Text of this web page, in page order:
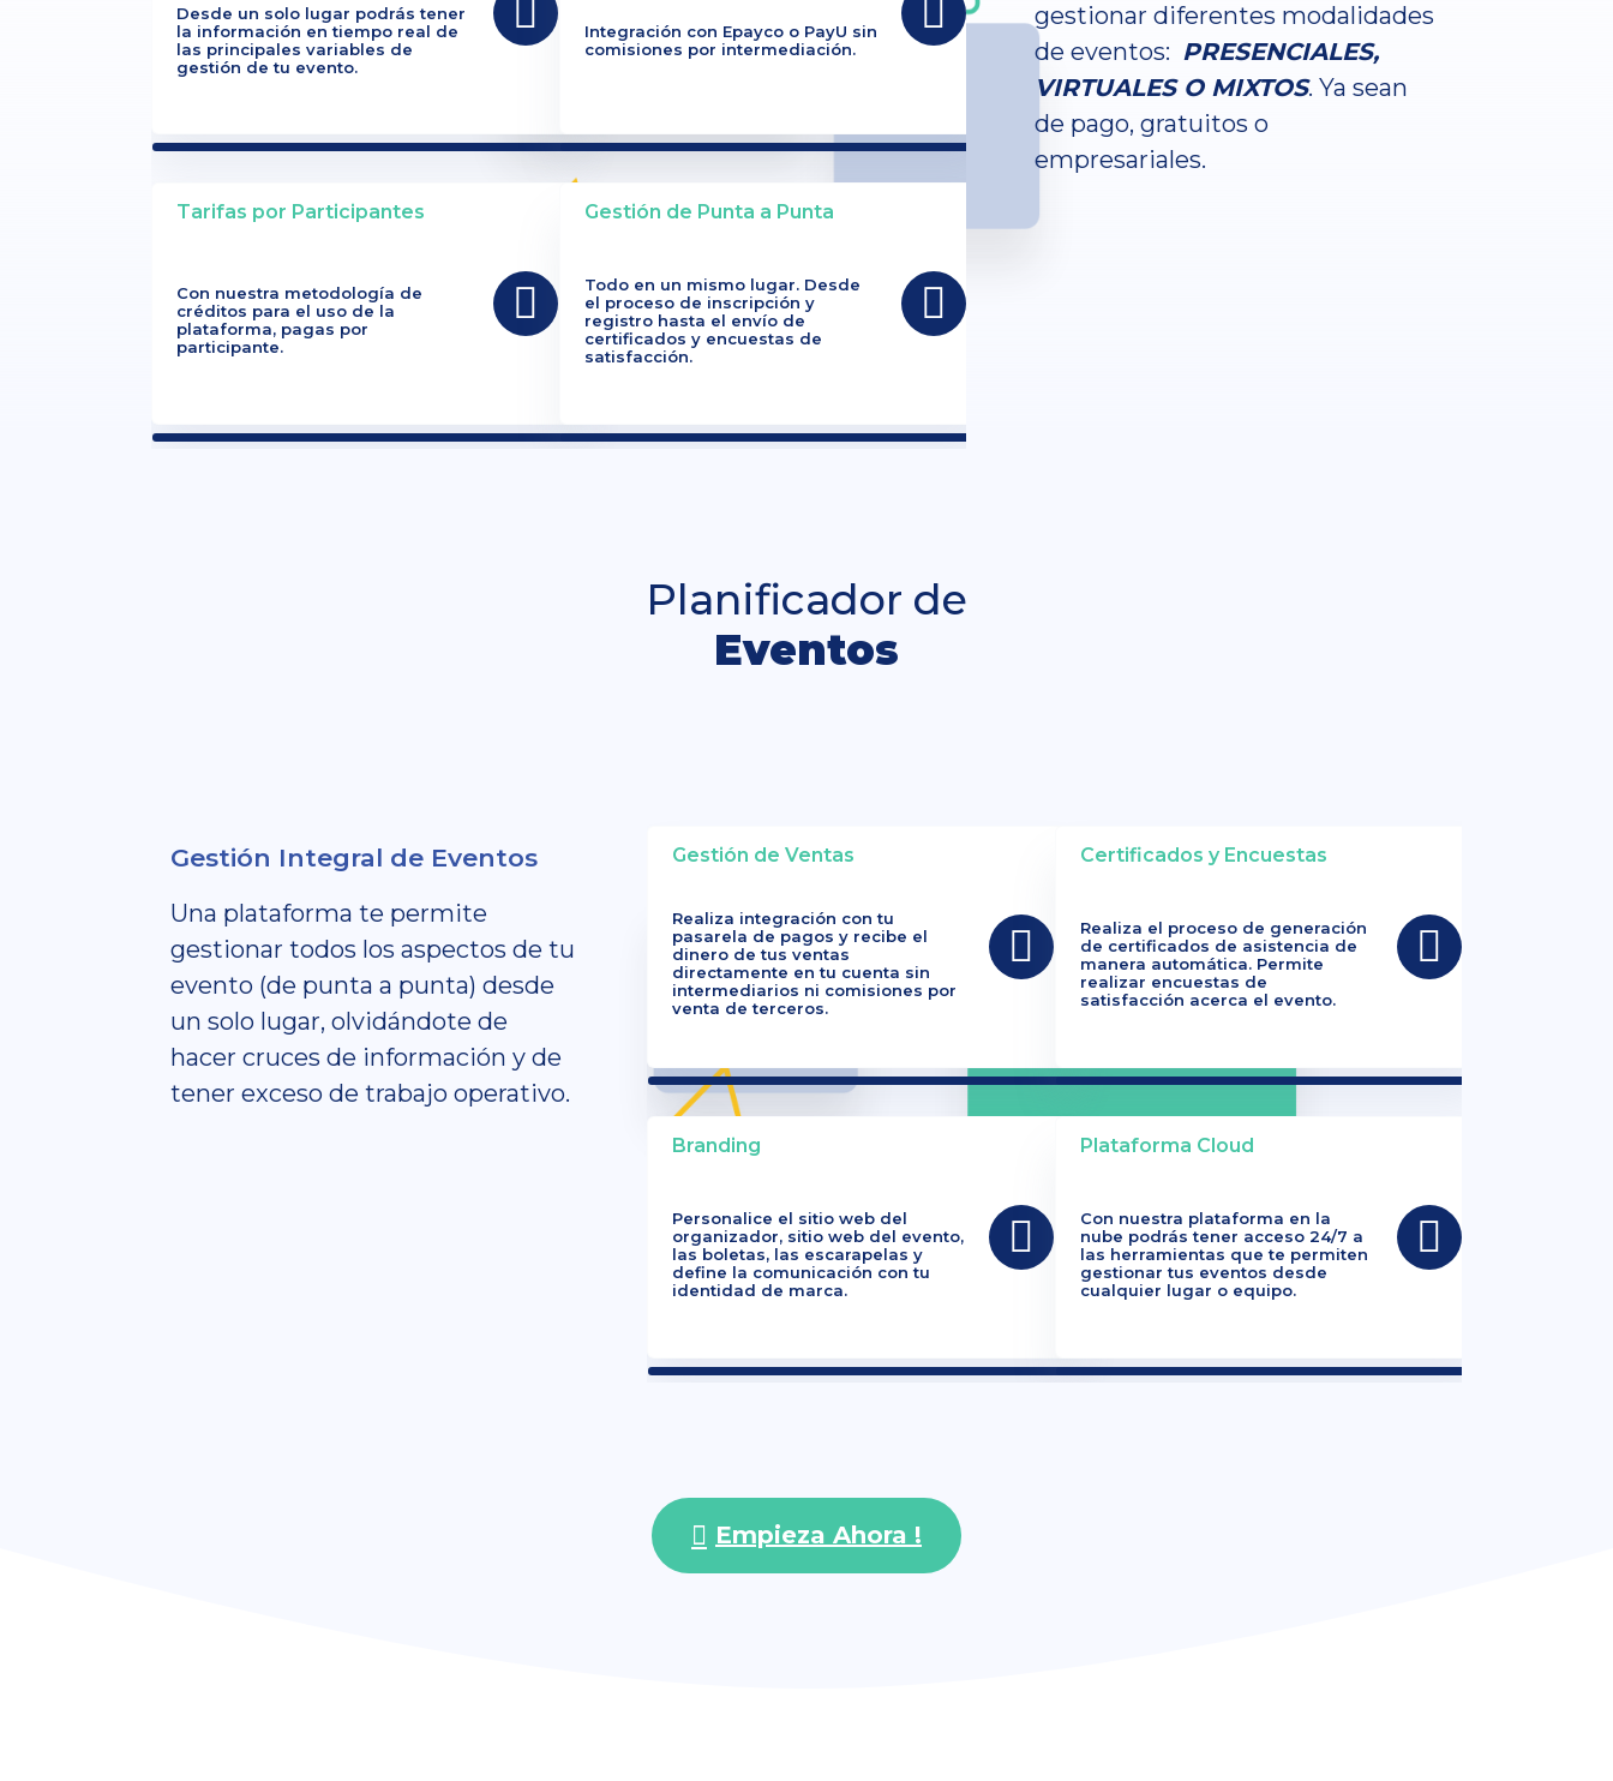
Desde un solo lugar podrás tener
la información en tiempo real de
las principales variables de
gestión de tu evento.
Integración con Epayco o PayU sin
comisiones por intermediación.
Tarifas por Participantes
Con nuestra metodología de
créditos para el uso de la
plataforma, pagas por
participante.
Gestión de Punta a Punta
Todo en un mismo lugar. Desde
el proceso de inscripción y
registro hasta el envío de
certificados y encuestas de
satisfacción.
gestionar diferentes modalidades
de eventos: PRESENCIALES,
VIRTUALES O MIXTOS. Ya sean
de pago, gratuitos o
empresariales.
Planificador de
Eventos
Gestión de Ventas
Realiza integración con tu
pasarela de pagos y recibe el
dinero de tus ventas
directamente en tu cuenta sin
intermediarios ni comisiones por
venta de terceros.
Certificados y Encuestas
Realiza el proceso de generación
de certificados de asistencia de
manera automática. Permite
realizar encuestas de
satisfacción acerca el evento.
Branding
Personalice el sitio web del
organizador, sitio web del evento,
las boletas, las escarapelas y
define la comunicación con tu
identidad de marca.
Plataforma Cloud
Con nuestra plataforma en la
nube podrás tener acceso 24/7 a
las herramientas que te permiten
gestionar tus eventos desde
cualquier lugar o equipo.
Gestión Integral de Eventos
Una plataforma te permite
gestionar todos los aspectos de tu
evento (de punta a punta) desde
un solo lugar, olvidándote de
hacer cruces de información y de
tener exceso de trabajo operativo.
Empieza Ahora !